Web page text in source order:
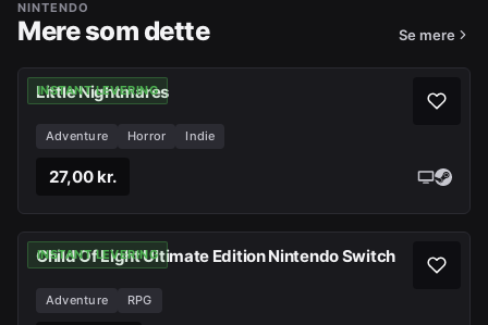
NINTENDO
Mere som dette Se mere
INSTANT LEVERING
Little Nightmares
Adventure Horror Indie
27,00 kr.
INSTANT LEVERING
Child Of Light Ultimate Edition Nintendo Switch
Adventure RPG